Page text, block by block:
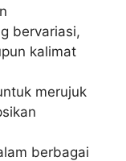
bervariasi,
kalimat
merujuk
berbagai